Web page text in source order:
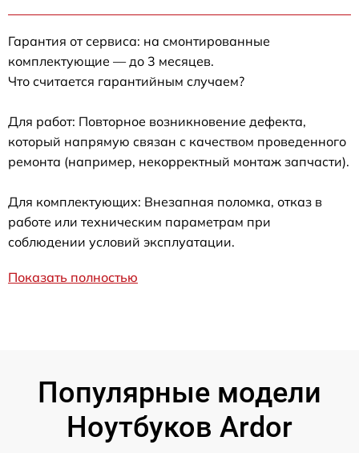
Гарантия от сервиса: на смонтированные
комплектующие — до 3 месяцев.
Что считается гарантийным случаем?
Для работ: Повторное возникновение дефекта,
который напрямую связан с качеством проведенного
ремонта (например, некорректный монтаж запчасти).
Для комплектующих: Внезапная поломка, отказ в
работе или техническим параметрам при
соблюдении условий эксплуатации.
Показать полностью
Популярные модели
Ноутбуков Ardor